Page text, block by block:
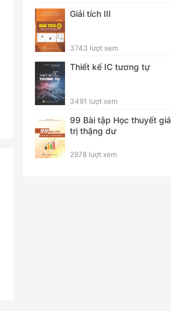
Giải tích III
3743 lượt xem
Thiết kế IC tương tự
3491 lượt xem
99 Bài tập Học thuyết giá
trị thặng dư
2978 lượt xem